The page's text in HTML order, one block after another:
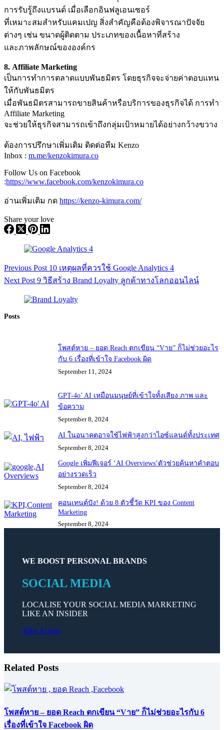
การรับรู้ถึงแบรนด์ เมื่อเลือกอินฟลูเอนเซอร์
ที่เหมาะสมสำหรับแคมเปญ สิ่งสำคัญคือต้องพิจารณาปัจจัย
ต่างๆ เช่น ขนาดผู้ติดตาม ประเภทของเนื้อหาที่สร้าง
และภาพลักษณ์ขององค์กร
8. Affiliate Marketing
เป็นการทำการตลาดแบบพันธมิตร โดยธุรกิจจะจ่ายค่าตอบแทน
ให้กับพันธมิตร
เมื่อพันธมิตรสามารถขายสินค้าหรือบริการของธุรกิจได้ การทำ
Affiliate Marketing
จะช่วยให้ธุรกิจสามารถเข้าถึงกลุ่มเป้าหมายได้อย่างกว้างขวาง
ต้องการปรึกษาเพิ่มเติม ติดต่อทีม Kenzo
Inbox : m.me/kenzokimura.co
Follow Us on Facebook
:https://www.facebook.com/kenzokimura.co
อ่านเพิ่มเติม กด https://kenzo-kimura.com/
Share your love
Previous Post 10 เหตุผลที่ควรใช้ Google Analytics 4
Next Post 9 วิธีสร้าง Brand Loyalty ลูกค้าทางโลกออนไลน์
Posts
โพสต์หาย – ยอด Reach ตกเขียน “Vาย” ก็ไม่ช่วยอะไร
กับ 6 เรื่องที่เข้าใจ Facebook ผิด
September 11, 2024
GPT-4o’ AI เหมือนมนุษย์ที่เข้าใจทั้งเสียง ภาพ และ
ข้อความ
September 8, 2024
AI ในอนาคตอาจใช้ไฟฟ้าสูงกว่าไอซ์แลนด์ทั้งประเทศ
September 8, 2024
Google เพิ่มฟีเจอร์ ‘AI Overviews’ตัวช่วยค้นหาคำตอบ
อย่างรวดเร็ว
September 8, 2024
คอนเทนต์ปัง! ด้วย 8 ตัวชี้วัด KPI ของ Content
Marketing
September 8, 2024
WE BOOST PERSONAL BRANDS
SOCIAL MEDIA
LOCALISE YOUR SOCIAL MEDIA MARKETING
LIKE AN INSIDER
Take Action
Related Posts
โพสต์หาย – ยอด Reach ตกเขียน “Vาย” ก็ไม่ช่วยอะไรกับ 6
เรื่องที่เข้าใจ Facebook ผิด